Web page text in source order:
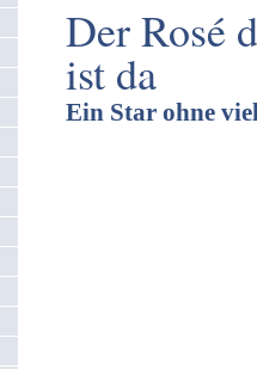
Der Rosé
ist da
Ein Star ohne